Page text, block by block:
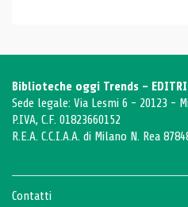
Biblioteche oggi Trends -
Sede legale: Via Lesmi 6 - 20123 -
P.IVA, C.F. 01823660152
R.E.A. C.C.I.A.A. di Milano N. Rea
Contatti